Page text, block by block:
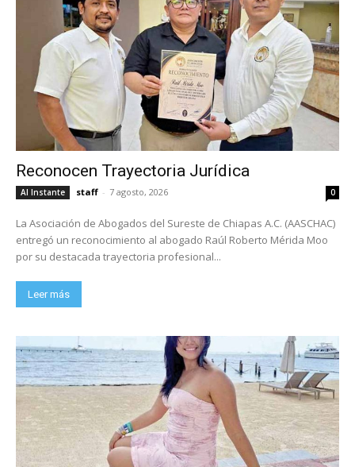
Reconocen Trayectoria Jurídica
Al Instante staff - 7 agosto, 2026 0
La Asociación de Abogados del Sureste de Chiapas A.C. (AASCHAC)
entregó un reconocimiento al abogado Raúl Roberto Mérida Moo
por su destacada trayectoria profesional...
Leer más